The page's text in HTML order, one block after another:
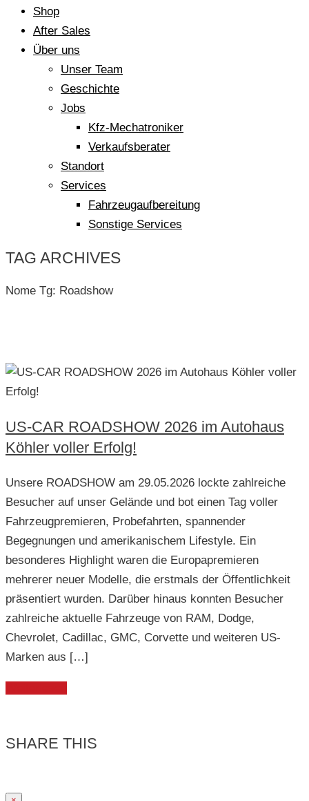
Shop
After Sales
Über uns
Unser Team
Geschichte
Jobs
Kfz-Mechatroniker
Verkaufsberater
Standort
Services
Fahrzeugaufbereitung
Sonstige Services
TAG ARCHIVES
Nome Tg: Roadshow
US-CAR ROADSHOW 2026 im Autohaus
Köhler voller Erfolg!
Unsere ROADSHOW am 29.05.2026 lockte zahlreiche
Besucher auf unser Gelände und bot einen Tag voller
Fahrzeugpremieren, Probefahrten, spannender
Begegnungen und amerikanischem Lifestyle. Ein
besonderes Highlight waren die Europapremieren
mehrerer neuer Modelle, die erstmals der Öffentlichkeit
präsentiert wurden. Darüber hinaus konnten Besucher
zahlreiche aktuelle Fahrzeuge von RAM, Dodge,
Chevrolet, Cadillac, GMC, Corvette und weiteren US-
Marken aus […]
SHARE THIS